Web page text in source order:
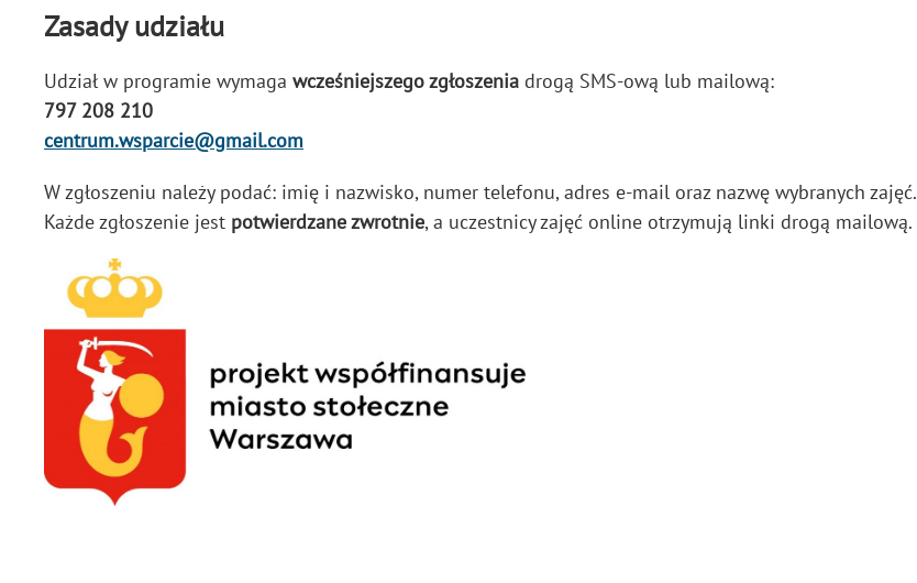
Zasady udziału
Udział w programie wymaga wcześniejszego zgłoszenia drogą SMS-ową lub mailową:
797 208 210
centrum.wsparcie@gmail.com
W zgłoszeniu należy podać: imię i nazwisko, numer telefonu, adres e-mail oraz nazwę wybranych zajęć.
Każde zgłoszenie jest potwierdzane zwrotnie, a uczestnicy zajęć online otrzymują linki drogą mailową.